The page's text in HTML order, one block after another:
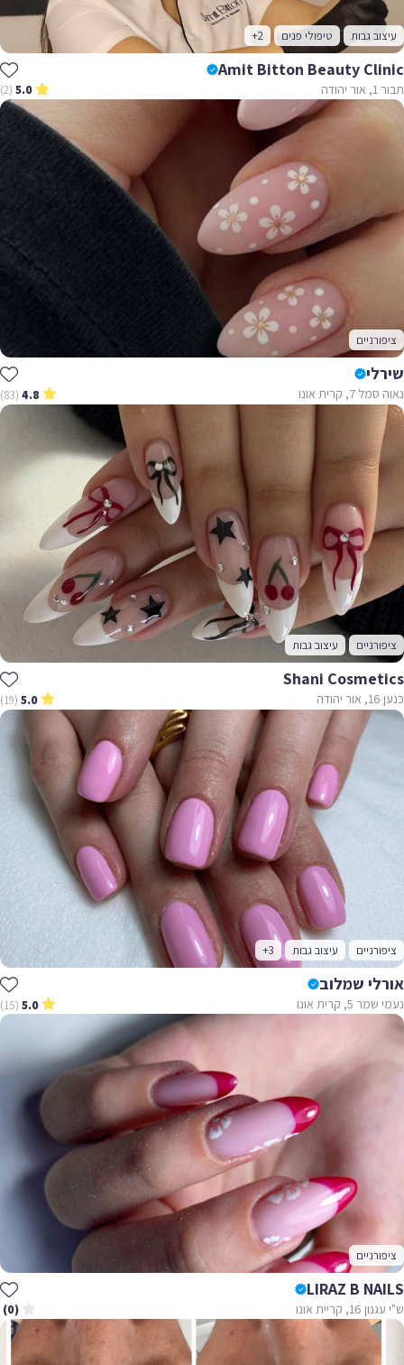
עיצוב גבות טיפולי פנים +2
Amit Bitton Beauty Clinic
תבור 1, אור יהודה 5.0
(2)
ציפורניים
שירלי
נאוה סמל 7, קרית אונו 4.8
(83)
ציפורניים עיצוב גבות
Shani Cosmetics
כנען 16, אור יהודה 5.0
(19)
ציפורניים עיצוב גבות +3
אורלי שמלוב
נעמי שמר 5, קרית אונו 5.0
(15)
ציפורניים
LIRAZ B NAILS
ש"י עגנון 16, קריית אונו (0)